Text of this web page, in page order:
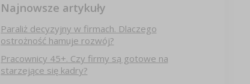
Najnowsze artykuły
Paraliż decyzyjny w firmach. Dlaczego
ostrożność hamuje rozwój?
Pracownicy 45+. Czy firmy są gotowe na
starzejące się kadry?